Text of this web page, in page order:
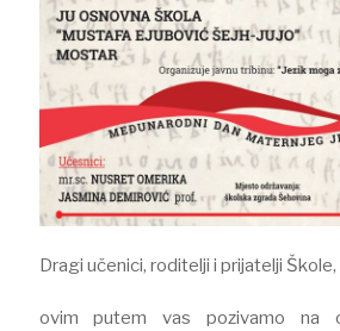
Dragi učenici, roditelji i prijatelji Škole,
ovim putem vas pozivamo na